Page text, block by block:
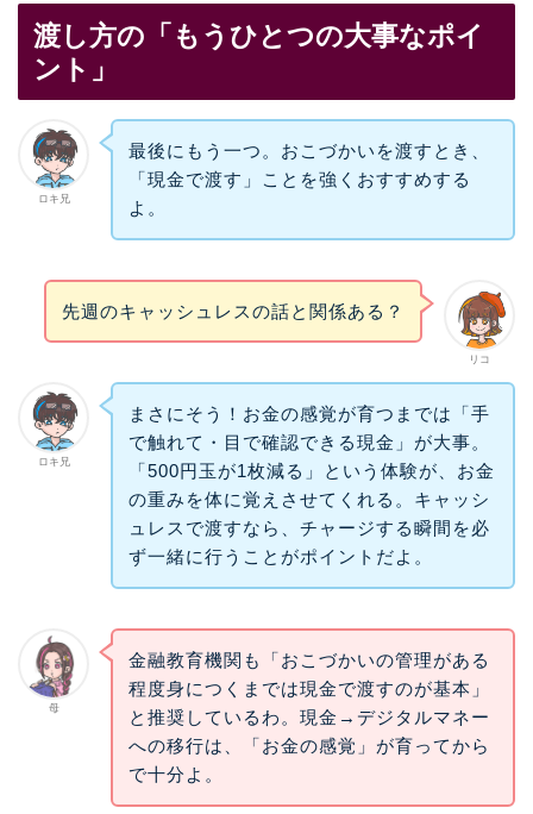
渡し方の「もうひとつの大事なポイ
ント」
ロキ兄
最後にもう一つ。おこづかいを渡すとき、
「現金で渡す」ことを強くおすすめする
よ。
リコ
先週のキャッシュレスの話と関係ある？
ロキ兄
まさにそう！お金の感覚が育つまでは「手
で触れて・目で確認できる現金」が大事。
「500円玉が1枚減る」という体験が、お金
の重みを体に覚えさせてくれる。キャッシ
ュレスで渡すなら、チャージする瞬間を必
ず一緒に行うことがポイントだよ。
母
金融教育機関も「おこづかいの管理がある
程度身につくまでは現金で渡すのが基本」
と推奨しているわ。現金→デジタルマネー
への移行は、「お金の感覚」が育ってから
で十分よ。